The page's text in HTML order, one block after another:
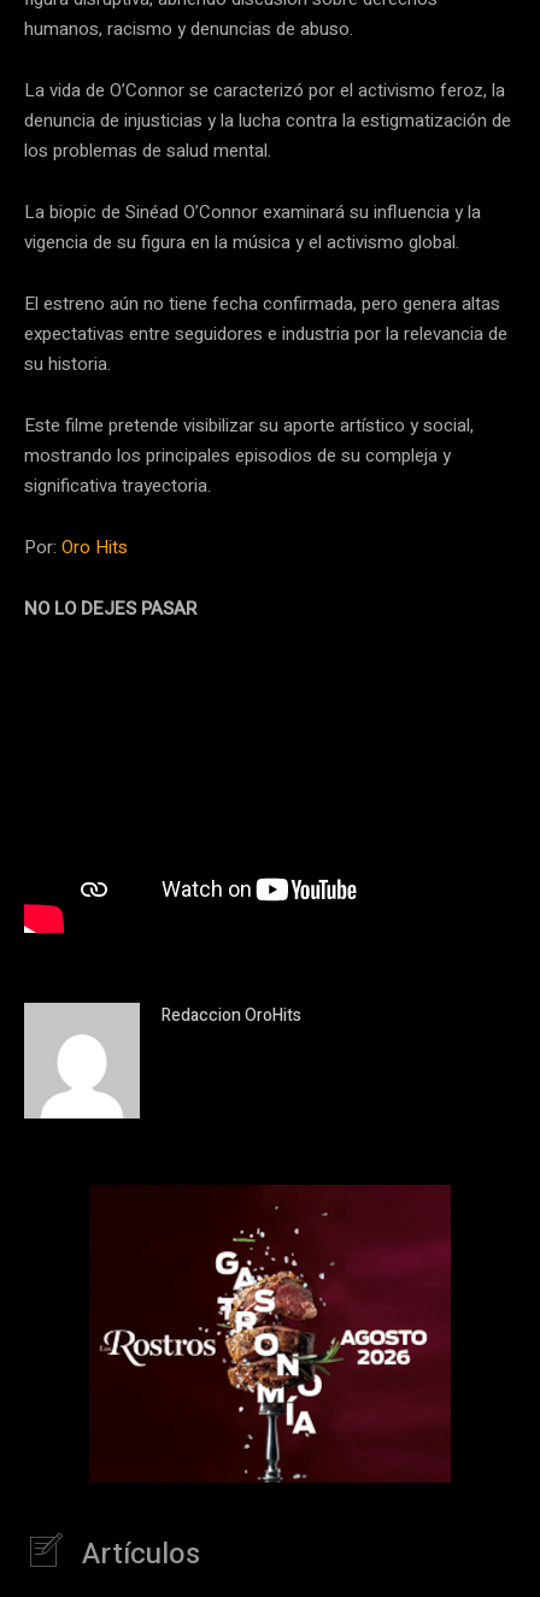
humanos, racismo y denuncias de abuso.
La vida de O’Connor se caracterizó por el activismo feroz, la
denuncia de injusticias y la lucha contra la estigmatización de
los problemas de salud mental.
La biopic de Sinéad O’Connor examinará su influencia y la
vigencia de su figura en la música y el activismo global.
El estreno aún no tiene fecha confirmada, pero genera altas
expectativas entre seguidores e industria por la relevancia de
su historia.
Este filme pretende visibilizar su aporte artístico y social,
mostrando los principales episodios de su compleja y
significativa trayectoria.
Por: Oro Hits
NO LO DEJES PASAR
Redaccion OroHits
Artículos